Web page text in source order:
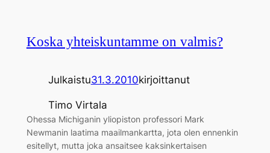
Koska yhteiskuntamme on valmis?
Julkaistu31.3.2010kirjoittanut
Timo Virtala
Ohessa Michiganin yliopiston professori Mark
Newmanin laatima maailmankartta, jota olen ennenkin
esitellyt, mutta joka ansaitsee kaksinkertaisen